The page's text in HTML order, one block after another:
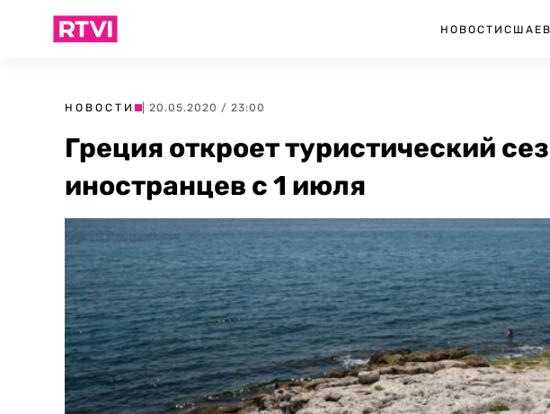
НОВОСТИ США
НОВОСТИ | 20.05.2020 / 23:00
Греция откроет туристический
иностранцев с 1 июля